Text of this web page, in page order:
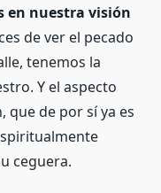
en nuestra visión
de ver el pecado
tenemos la
Y el aspecto
que de por sí ya es
ceguera.